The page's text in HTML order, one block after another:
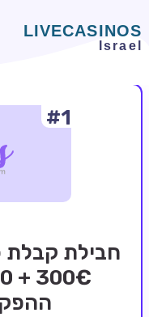
משחקים אונליין
בלאקג'ק אונליין
#1